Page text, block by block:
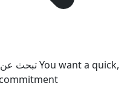
تبحث عنYou want a quick,